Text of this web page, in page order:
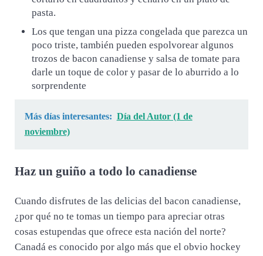
pasta.
Los que tengan una pizza congelada que parezca un
poco triste, también pueden espolvorear algunos
trozos de bacon canadiense y salsa de tomate para
darle un toque de color y pasar de lo aburrido a lo
sorprendente
Más días interesantes: Día del Autor (1 de
noviembre)
Haz un guiño a todo lo canadiense
Cuando disfrutes de las delicias del bacon canadiense,
¿por qué no te tomas un tiempo para apreciar otras
cosas estupendas que ofrece esta nación del norte?
Canadá es conocido por algo más que el obvio hockey